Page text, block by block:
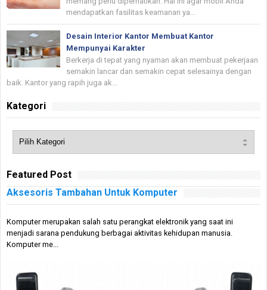
mendapatkan fasilitas keamanan ya...
Desain Interior Kantor Membuat Kantor
Mempunyai Karakter
Berkerja di tepat yang nyaman akan membuat pekerjaan
semakin lancar dan semakin cepat selesainya dengan
baik. Kantor yang rapih juga ak...
Kategori
Featured Post
Aksesoris Tambahan Untuk Komputer
Komputer merupakan salah satu perangkat elektronik yang saat ini
menjadi sarana pendukung berbagai aktivitas kehidupan manusia.
Komputer me...